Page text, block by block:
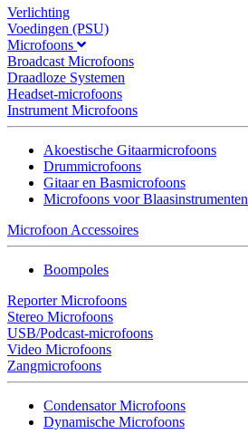
Verlichting
Voedingen (PSU)
Microfoons
Broadcast Microfoons
Draadloze Systemen
Headset-microfoons
Instrument Microfoons
Akoestische Gitaarmicrofoons
Drummicrofoons
Gitaar en Basmicrofoons
Microfoons voor Blaasinstrumenten
Microfoon Accessoires
Boompoles
Reporter Microfoons
Stereo Microfoons
USB/Podcast-microfoons
Video Microfoons
Zangmicrofoons
Condensator Microfoons
Dynamische Microfoons